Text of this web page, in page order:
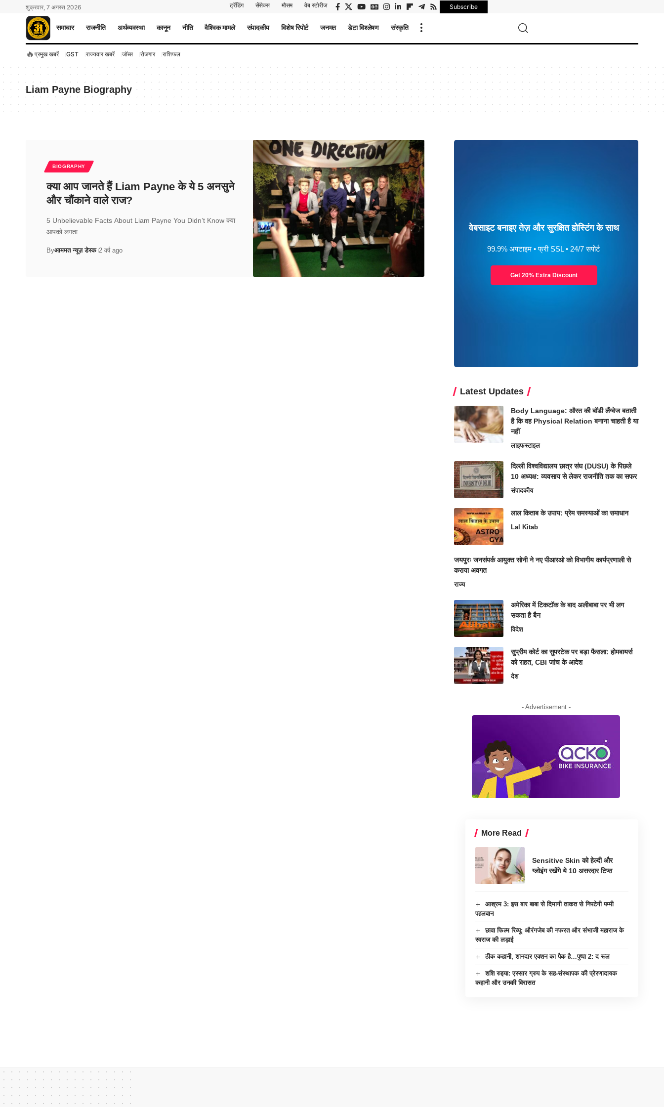
शुक्रवार, 7 अगस्त 2026 ट्रेंडिंग सेंसेक्स मौसम वेब स्टोरीज Subscribe
समाचार राजनीति अर्थव्यवस्था कानून नीति वैश्विक मामले संपादकीय विशेष रिपोर्ट जनमत डेटा विश्लेषण संस्कृति
🔥 प्रमुख खबरें GST राज्यवार खबरें जॉब्स रोजगार राशिफल
Liam Payne Biography
BIOGRAPHY
क्या आप जानते हैं Liam Payne के ये 5 अनसुने
और चौंकाने वाले राज?
5 Unbelievable Facts About Liam Payne You Didn’t Know क्या
आपको लगता…
Byआममत न्यूज़ डेस्क 2 वर्ष ago
वेबसाइट बनाइए तेज़ और सुरक्षित होस्टिंग के साथ
99.9% अपटाइम • फ्री SSL • 24/7 सपोर्ट
Get 20% Extra Discount
Latest Updates
Body Language: औरत की बॉडी लैंग्वेज बताती
है कि वह Physical Relation बनाना चाहती है या
नहीं
लाइफस्टाइल
दिल्ली विश्वविद्यालय छात्र संघ (DUSU) के पिछले
10 अध्यक्ष: व्यवसाय से लेकर राजनीति तक का सफर
संपादकीय
लाल किताब के उपाय: प्रेम समस्याओं का समाधान
Lal Kitab
जयपुरः जनसंपर्क आयुक्त सोनी ने नए पीआरओ को विभागीय कार्यप्रणाली से
कराया अवगत
राज्य
अमेरिका में टिकटॉक के बाद अलीबाबा पर भी लग
सकता है बैन
विदेश
सुप्रीम कोर्ट का सुपरटेक पर बड़ा फैसला: होमबायर्स
को राहत, CBI जांच के आदेश
देश
- Advertisement -
More Read
Sensitive Skin को हेल्दी और
ग्लोइंग रखेंगे ये 10 असरदार टिप्स
आश्रम 3: इस बार बाबा से दिमागी ताकत से निपटेगी पम्मी
पहलवान
छावा फिल्म रिव्यू: औरंगजेब की नफरत और संभाजी महाराज के
स्वराज की लड़ाई
ठीक कहानी, शानदार एक्शन का पैक है…पुष्पा 2: द रूल
शशि रुइया: एस्सार ग्रुप के सह-संस्थापक की प्रेरणादायक
कहानी और उनकी विरासत